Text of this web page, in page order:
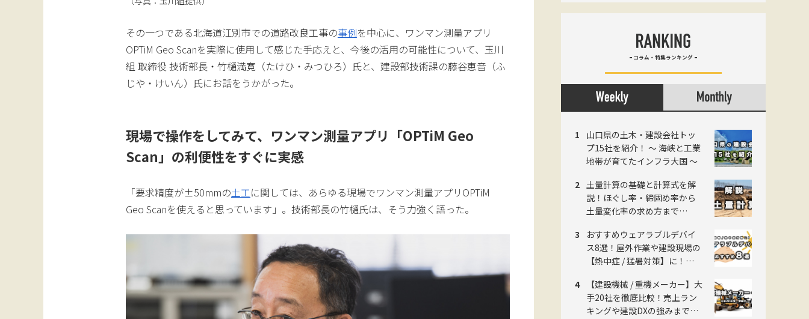
その一つである北海道江別市での道路改良工事の事例を中心に、ワンマン測量アプリ
OPTiM Geo Scanを実際に使用して感じた手応えと、今後の活用の可能性について、玉川
組 取締役 技術部長・竹樋満寛（たけひ・みつひろ）氏と、建設部技術課の藤谷恵音（ふ
じや・けいん）氏にお話をうかがった。
現場で操作をしてみて、ワンマン測量アプリ「OPTiM Geo
Scan」の利便性をすぐに実感
「要求精度が±50mmの土工に関しては、あらゆる現場でワンマン測量アプリOPTiM
Geo Scanを使えると思っています」。技術部長の竹樋氏は、そう力強く語った。
コラム・特集ランキング
山口県の土木・建設会社トッ
プ15社を紹介！ 〜 海峡と工業
地帯が育てたインフラ大国 〜
土量計算の基礎と計算式を解
説！ほぐし率・締固め率から
土量変化率の求め方まで
おすすめウェアラブルデバイ
ス8選！屋外作業や建設現場の
【熱中症 / 猛暑対策】に！
【建設機械 / 重機メーカー】大
手20社を徹底比較！売上ラン
キングや建設DXの強みまで網